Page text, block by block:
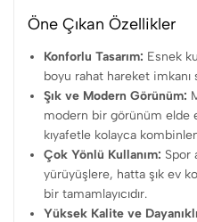
Öne Çıkan Özellikler
Konforlu Tasarım: Esnek
boyu rahat hareket imkanı
Şık ve Modern Görünüm:
modern bir görünüm elde
kıyafetle kolayca
Çok Yönlü Kullanım: Spor
yürüyüşlere, hatta şık ev
bir tamamlayıcıdır.
Yüksek Kalite ve